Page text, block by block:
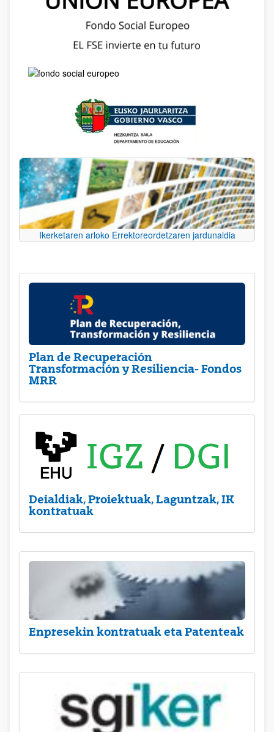
Ikerketaren arloko Errektoreordetzaren jardunaldia
Plan de Recuperación
Transformación y Resiliencia- Fondos
MRR
Deialdiak, Proiektuak, Laguntzak, IK
kontratuak
Enpresekin kontratuak eta Patenteak